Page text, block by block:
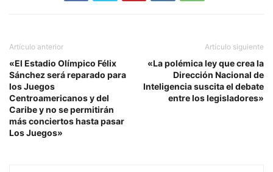
Artículo anterior
«El Estadio Olímpico Félix
Sánchez será reparado para
los Juegos
Centroamericanos y del
Caribe y no se permitirán
más conciertos hasta pasar
Los Juegos»
Artículo siguiente
«La polémica ley que crea la
Dirección Nacional de
Inteligencia suscita el debate
entre los legisladores»